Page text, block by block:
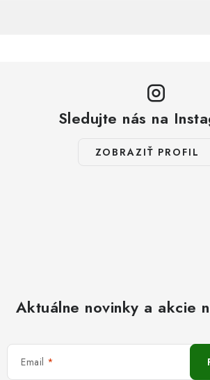
Sledujte nás na
ZOBRAZIŤ PROFIL
Aktuálne novinky a akcie
Email